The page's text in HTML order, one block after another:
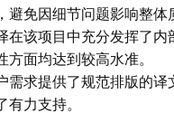
免因细节问题影响整体
在该项目中充分发挥了
面均达到较高水准。
需求提供了规范排版的
有力支持。